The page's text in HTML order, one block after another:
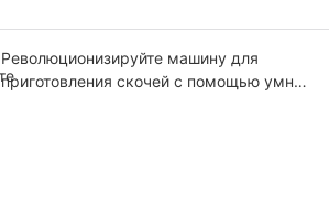
Революционизируйте машину для
приготовления скочей с помощью умной